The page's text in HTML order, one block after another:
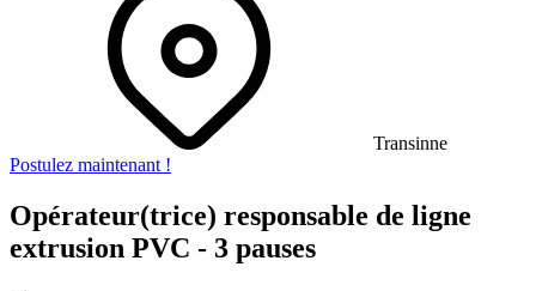
Transinne
Postulez maintenant !
Opérateur(trice) responsable de ligne
extrusion PVC - 3 pauses